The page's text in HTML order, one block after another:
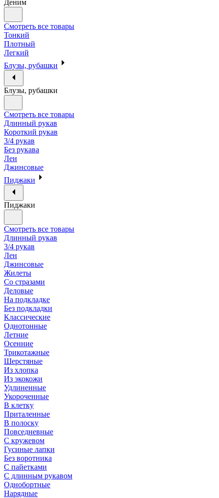
Деним
Смотреть все товары
Тонкий
Плотный
Легкий
Блузы, рубашки
Блузы, рубашки
Смотреть все товары
Длинный рукав
Короткий рукав
3/4 рукав
Без рукава
Лен
Джинсовые
Пиджаки
Пиджаки
Смотреть все товары
Длинный рукав
3/4 рукав
Лен
Джинсовые
Жилеты
Со стразами
Деловые
На подкладке
Без подкладки
Классические
Однотонные
Летние
Осенние
Трикотажные
Шерстяные
Из хлопка
Из экокожи
Удлиненные
Укороченные
В клетку
Приталенные
В полоску
Повседневные
С кружевом
Гусиные лапки
Без воротника
С пайетками
С длинным рукавом
Однобортные
Нарядные